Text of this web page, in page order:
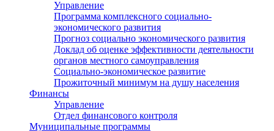
Управление
Программа комплексного социально-
экономического развития
Прогноз социально экономического развития
Доклад об оценке эффективности деятельности
органов местного самоуправления
Социально-экономическое развитие
Прожиточный минимум на душу населения
Финансы
Управление
Отдел финансового контроля
Муниципальные программы